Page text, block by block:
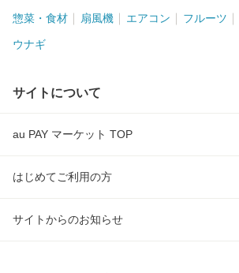
惣菜・食材 扇風機 エアコン フルーツ
ウナギ
サイトについて
au PAY マーケット TOP
はじめてご利用の方
サイトからのお知らせ